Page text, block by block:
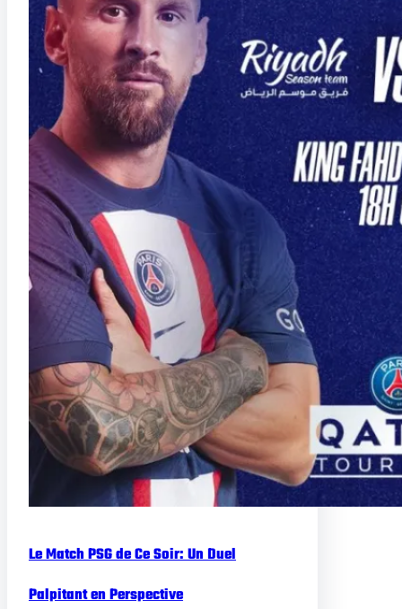
Le Match PSG de Ce Soir: Un Duel
Palpitant en Perspective